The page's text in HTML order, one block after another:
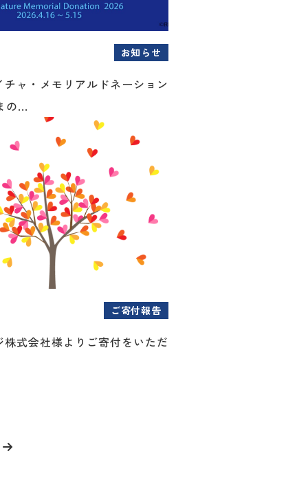
お知らせ
ャ・メモリアルドネーション
の...
ご寄付報告
株式会社様よりご寄付をいただ